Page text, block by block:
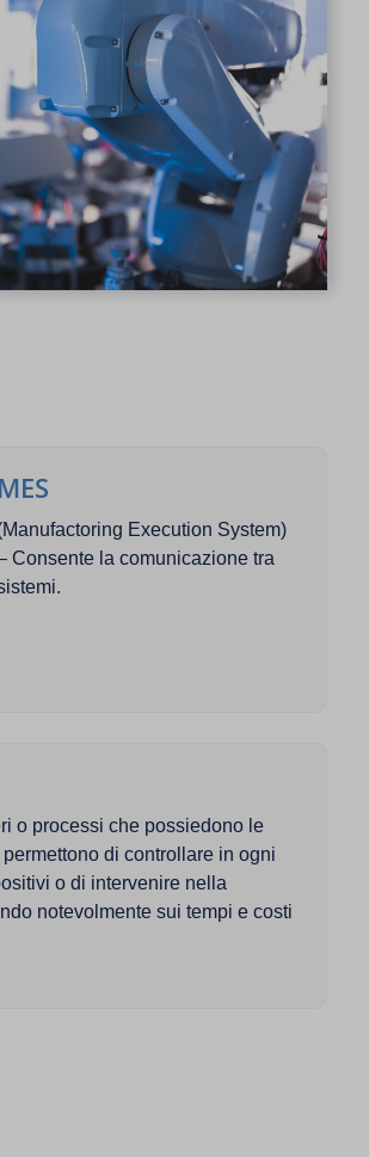
MES
Execution System)
Consente la comunicazione tra
o processi che possiedono le
di controllare in ogni
o di intervenire nella
notevolmente sui tempi e costi